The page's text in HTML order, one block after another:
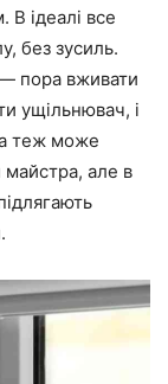
В ідеалі все
без зусиль.
— пора вживати
ущільнювач, і
теж може
майстра, але в